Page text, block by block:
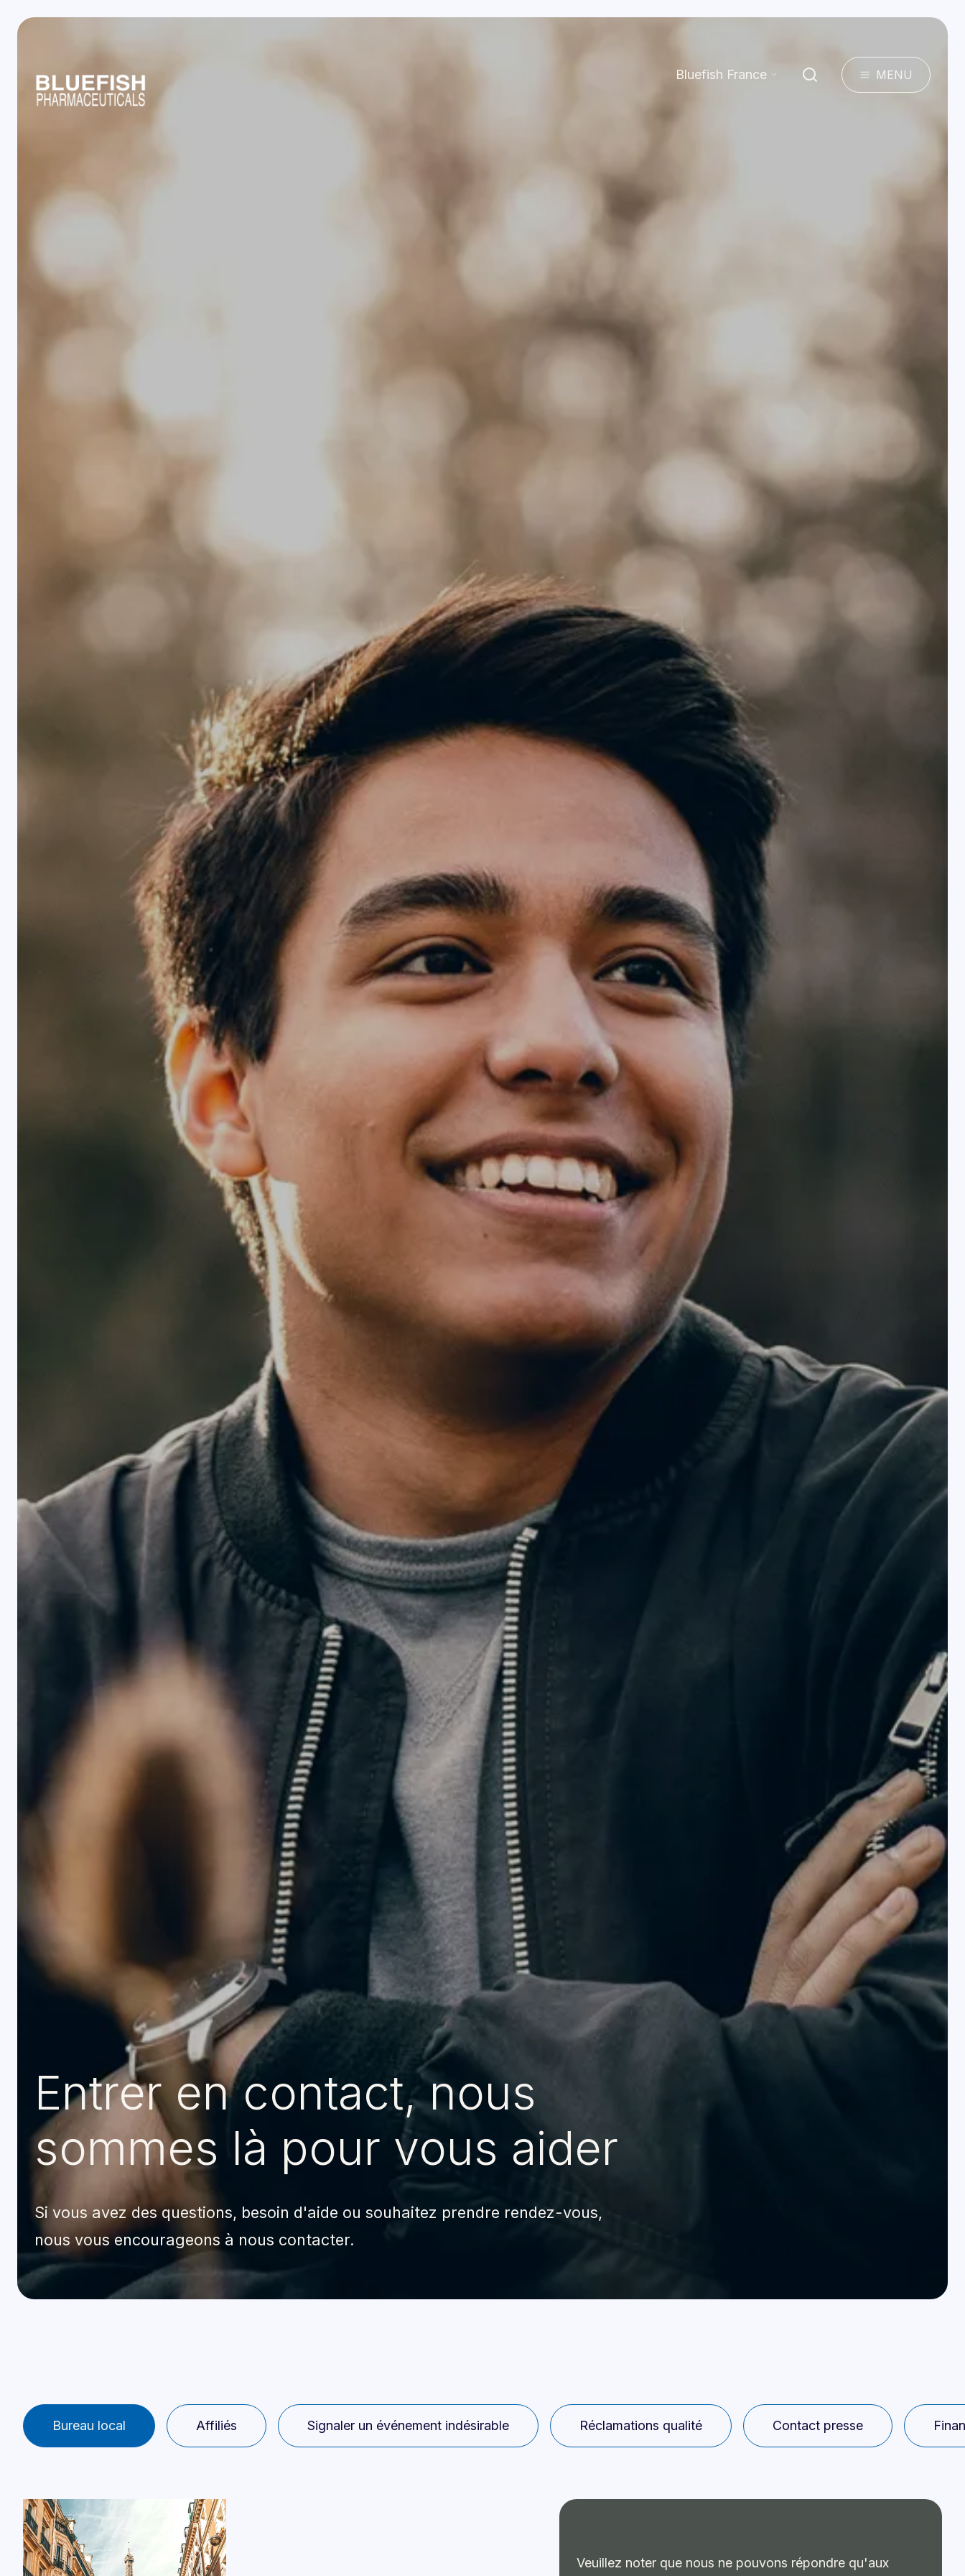
Bluefish France MENU
Entrer en contact, nous
sommes là pour vous aider
Si vous avez des questions, besoin d'aide ou souhaitez prendre rendez-vous,
nous vous encourageons à nous contacter.
Bureau local Affiliés Signaler un événement indésirable Réclamations qualité Contact presse
Veuillez noter que nous ne pouvons répondre qu'aux